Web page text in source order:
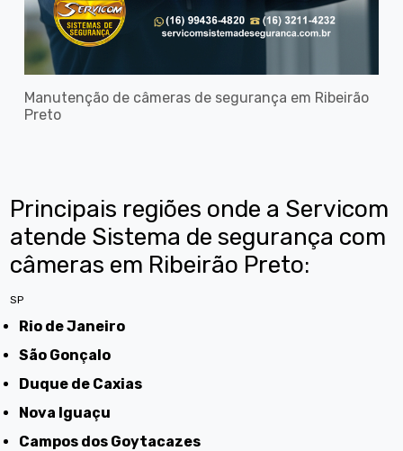
Manutenção de câmeras de segurança em Ribeirão
Preto
Principais regiões onde a Servicom
atende Sistema de segurança com
câmeras em Ribeirão Preto:
SP
Rio de Janeiro
São Gonçalo
Duque de Caxias
Nova Iguaçu
Campos dos Goytacazes